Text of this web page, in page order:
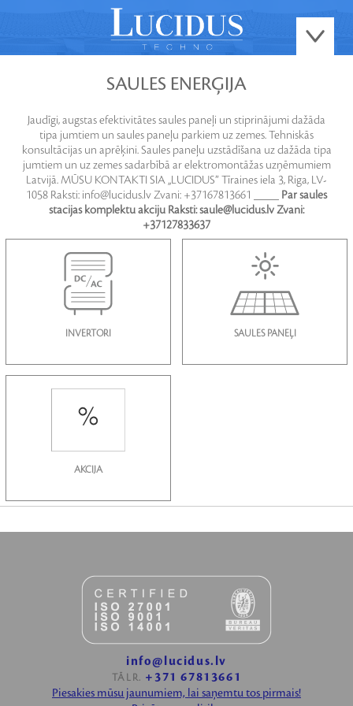
SAULES ENERĢIJA
Jaudīgi, augstas efektivitātes saules paneļi un stiprinājumi dažāda
tipa jumtiem un saules paneļu parkiem uz zemes. Tehniskās
konsultācijas un aprēķini. Saules paneļu uzstādīšana uz dažāda tipa
jumtiem un uz zemes sadarbībā ar elektromontāžas uzņēmumiem
Latvijā. MŪSU KONTAKTI SIA „LUCIDUS” Tīraines iela 3, Riga, LV-
1058 Raksti: info@lucidus.lv Zvani: +37167813661 ____ Par saules
stacijas komplektu akciju Raksti: saule@lucidus.lv Zvani:
+37127833637
INVERTORI SAULES PANEĻI
AKCIJA
info@lucidus.lv
TĀLR. +371 67813661
Piesakies mūsu jaunumiem, lai saņemtu tos pirmais!